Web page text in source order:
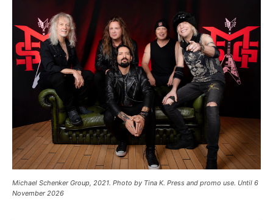
Michael Schenker Group, 2021. Photo by Tina K. Press and promo use. Until 6
November 2026